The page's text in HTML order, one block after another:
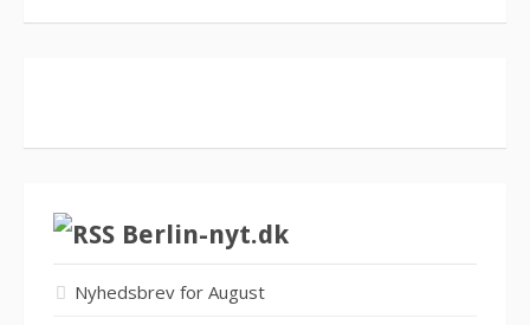
Berlin-nyt.dk
Nyhedsbrev for August